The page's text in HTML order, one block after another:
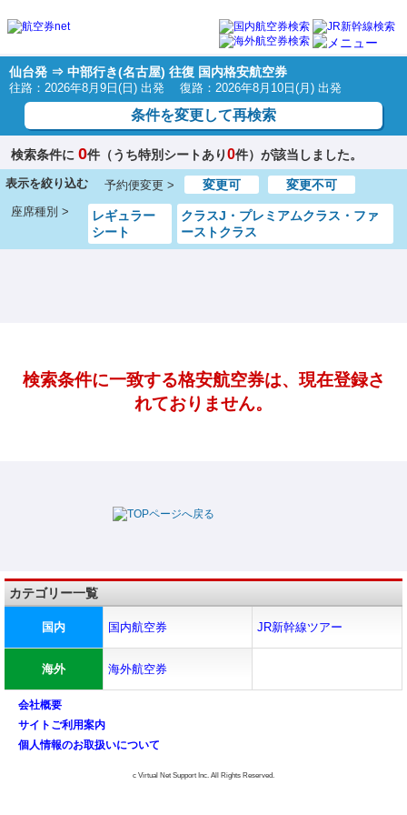
仙台発 ⇒ 中部行き(名古屋) 往復 国内格安航空券
往路：2026年8月9日(日) 出発 復路：2026年8月10日(月) 出発
条件を変更して再検索
検索条件に 0件（うち特別シートあり0件）が該当しました。
表示を絞り込む 予約便変更 > 変更可 変更不可
座席種別 >
レギュラー
シート
クラスJ・プレミアムクラス・ファ
ーストクラス
検索条件に一致する格安航空券は、現在登録さ
れておりません。
カテゴリー一覧
国内 国内航空券 JR新幹線ツアー
海外 海外航空券
会社概要
サイトご利用案内
個人情報のお取扱いについて
c Virtual Net Support Inc. All Rights Reserved.